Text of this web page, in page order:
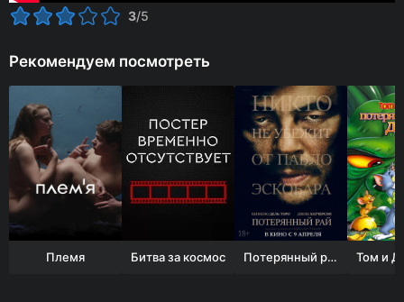
3/5
Рекомендуем посмотреть
Племя Битва за космос Потерянный рай